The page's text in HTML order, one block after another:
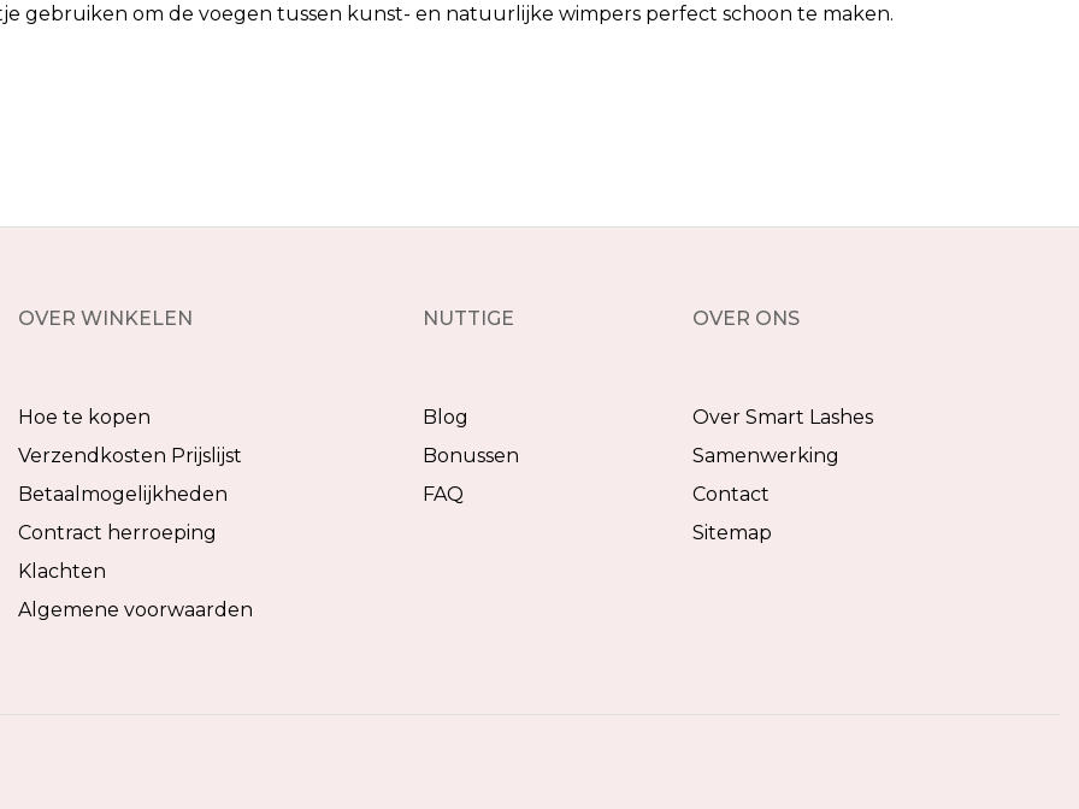
gebruiken om de voegen tussen kunst- en natuurlijke wimpers perfect schoon te maken.
OVER WINKELEN
Hoe te kopen
Verzendkosten Prijslijst
Betaalmogelijkheden
Contract herroeping
Klachten
Algemene voorwaarden
NUTTIGE
Blog
Bonussen
FAQ
OVER ONS
Over Smart Lashes
Samenwerking
Contact
Sitemap